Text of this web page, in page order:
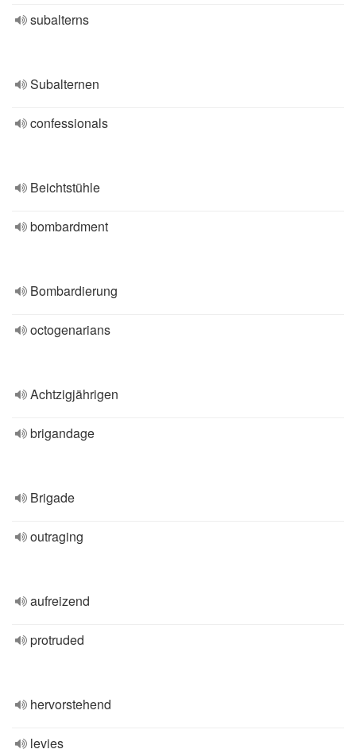
subalterns
Subalternen
confessionals
Beichtstühle
bombardment
Bombardierung
octogenarians
Achtzigjährigen
brigandage
Brigade
outraging
aufreizend
protruded
hervorstehend
levies